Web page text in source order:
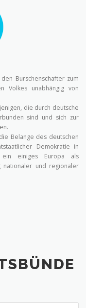
Burschenschafter zum
Volkes unabhängig von
die durch deutsche
sind und sich zur
Belange des deutschen
Demokratie in
einiges Europa als
nationaler und regionaler